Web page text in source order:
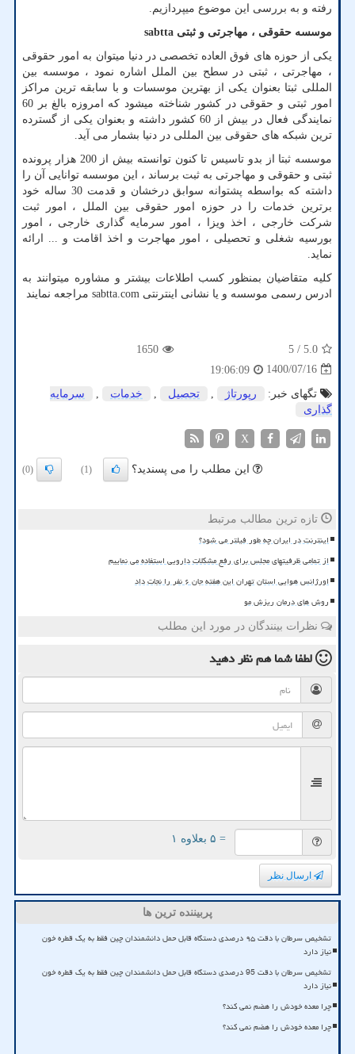
رفته و به بررسی این موضوع میپردازیم.
موسسه حقوقی ، مهاجرتی و ثبتی sabtta
یکی از حوزه های فوق العاده تخصصی در دنیا میتوان به امور حقوقی
، مهاجرتی ، ثبتی در سطح بین الملل اشاره نمود ، موسسه بین
المللی ثبتا بعنوان یکی از بهترین موسسات و با سابقه ترین مراکز
امور ثبتی و حقوقی در کشور شناخته میشود که امروزه بالغ بر 60
نمایندگی فعال در بیش از 60 کشور داشته و بعنوان یکی از گسترده
ترین شبکه های حقوقی بین المللی در دنیا بشمار می آید.
موسسه ثبتا از بدو تاسیس تا کنون توانسته بیش از 200 هزار پرونده
ثبتی و حقوقی و مهاجرتی به ثبت برساند ، این موسسه توانایی آن را
داشته که بواسطه پشتوانه سوابق درخشان و قدمت 30 ساله خود
برترین خدمات را در حوزه امور حقوقی بین الملل ، امور ثبت
شرکت خارجی ، اخذ ویزا ، امور سرمایه گذاری خارجی ، امور
بورسیه شغلی و تحصیلی ، امور مهاجرت و اخذ اقامت و ... ارائه
نماید.
کلیه متقاضیان بمنظور کسب اطلاعات بیشتر و مشاوره میتوانند به
ادرس رسمی موسسه و یا نشانی اینترنتی sabtta.com مراجعه نمایند
5.0
/ 5
1650
1400/07/16
19:06:09
تگهای خبر:
رپورتاژ , تحصیل , خدمات ,
سرمایه
گذاری
X
این مطلب را می پسندید؟ (1)
(0)
تازه ترین مطالب مرتبط
اینترنت در ایران چه طور فیلتر می شود؟
از تمامی ظرفیتهای مجلس برای رفع مشکلات دارویی استفاده می نماییم
اورژانس هوایی استان تهران این هفته جان ۶ نفر را نجات داد
روش های درمان ریزش مو
نظرات بینندگان در مورد این مطلب
لطفا شما همنظر دهید
= ۵ بعلاوه ۱
ارسال نظر
پربیننده ترین ها
تشخیص سرطان با دقت ۹۵ درصدی دستگاه قابل حمل دانشمندان چین فقط به یک قطره خون
نیاز دارد
تشخیص سرطان با دقت 95 درصدی دستگاه قابل حمل دانشمندان چین فقط به یک قطره خون
نیاز دارد
چرا معده خودش را هضم نمی کند؟
چرا معده خودش را هضم نمی کند؟